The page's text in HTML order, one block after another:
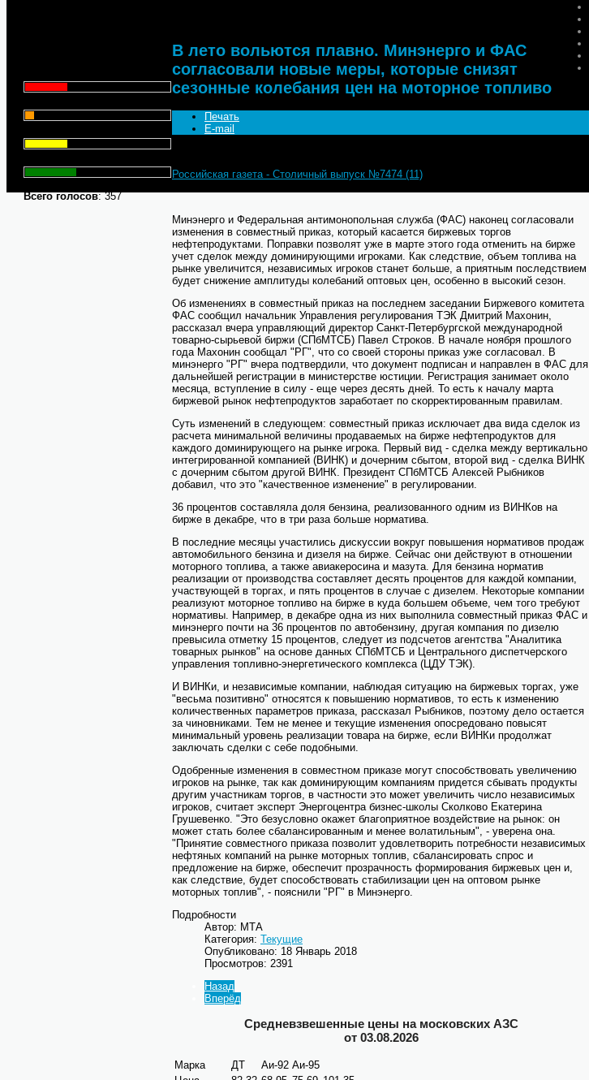
Всего голосов: 357
В лето вольются плавно. Минэнерго и ФАС
согласовали новые меры, которые снизят
сезонные колебания цен на моторное топливо
Печать
E-mail
Российская газета - Столичный выпуск №7474 (11)
Минэнерго и Федеральная антимонопольная служба (ФАС) наконец согласовали
изменения в совместный приказ, который касается биржевых торгов
нефтепродуктами. Поправки позволят уже в марте этого года отменить на бирже
учет сделок между доминирующими игроками. Как следствие, объем топлива на
рынке увеличится, независимых игроков станет больше, а приятным последствием
будет снижение амплитуды колебаний оптовых цен, особенно в высокий сезон.
Об изменениях в совместный приказ на последнем заседании Биржевого комитета
ФАС сообщил начальник Управления регулирования ТЭК Дмитрий Махонин,
рассказал вчера управляющий директор Санкт-Петербургской международной
товарно-сырьевой биржи (СПбМТСБ) Павел Строков. В начале ноября прошлого
года Махонин сообщал "РГ", что со своей стороны приказ уже согласовал. В
минэнерго "РГ" вчера подтвердили, что документ подписан и направлен в ФАС для
дальнейшей регистрации в министерстве юстиции. Регистрация занимает около
месяца, вступление в силу - еще через десять дней. То есть к началу марта
биржевой рынок нефтепродуктов заработает по скорректированным правилам.
Суть изменений в следующем: совместный приказ исключает два вида сделок из
расчета минимальной величины продаваемых на бирже нефтепродуктов для
каждого доминирующего на рынке игрока. Первый вид - сделка между вертикально
интегрированной компанией (ВИНК) и дочерним сбытом, второй вид - сделка ВИНК
с дочерним сбытом другой ВИНК. Президент СПбМТСБ Алексей Рыбников
добавил, что это "качественное изменение" в регулировании.
36 процентов составляла доля бензина, реализованного одним из ВИНКов на
бирже в декабре, что в три раза больше норматива.
В последние месяцы участились дискуссии вокруг повышения нормативов продаж
автомобильного бензина и дизеля на бирже. Сейчас они действуют в отношении
моторного топлива, а также авиакеросина и мазута. Для бензина норматив
реализации от производства составляет десять процентов для каждой компании,
участвующей в торгах, и пять процентов в случае с дизелем. Некоторые компании
реализуют моторное топливо на бирже в куда большем объеме, чем того требуют
нормативы. Например, в декабре одна из них выполнила совместный приказ ФАС и
минэнерго почти на 36 процентов по автобензину, другая компания по дизелю
превысила отметку 15 процентов, следует из подсчетов агентства "Аналитика
товарных рынков" на основе данных СПбМТСБ и Центрального диспетчерского
управления топливно-энергетического комплекса (ЦДУ ТЭК).
И ВИНКи, и независимые компании, наблюдая ситуацию на биржевых торгах, уже
"весьма позитивно" относятся к повышению нормативов, то есть к изменению
количественных параметров приказа, рассказал Рыбников, поэтому дело остается
за чиновниками. Тем не менее и текущие изменения опосредовано повысят
минимальный уровень реализации товара на бирже, если ВИНКи продолжат
заключать сделки с себе подобными.
Одобренные изменения в совместном приказе могут способствовать увеличению
игроков на рынке, так как доминирующим компаниям придется сбывать продукты
другим участникам торгов, в частности это может увеличить число независимых
игроков, считает эксперт Энергоцентра бизнес-школы Сколково Екатерина
Грушевенко. "Это безусловно окажет благоприятное воздействие на рынок: он
может стать более сбалансированным и менее волатильным", - уверена она.
"Принятие совместного приказа позволит удовлетворить потребности независимых
нефтяных компаний на рынке моторных топлив, сбалансировать спрос и
предложение на бирже, обеспечит прозрачность формирования биржевых цен и,
как следствие, будет способствовать стабилизации цен на оптовом рынке
моторных топлив", - пояснили "РГ" в Минэнерго.
Подробности
Автор: МТА
Категория: Текущие
Опубликовано: 18 Январь 2018
Просмотров: 2391
Назад
Вперёд
Средневзвешенные цены на московских АЗС
от 03.08.2026
Марка ДТ Аи-92 Аи-95